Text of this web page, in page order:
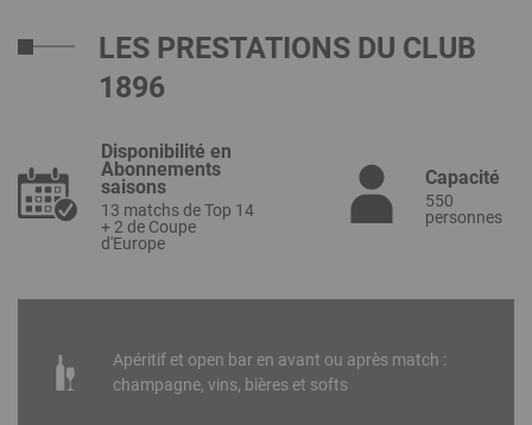
LES PRESTATIONS DU CLUB
1896
Disponibilité en
Abonnements
saisons
13 matchs de Top 14
+ 2 de Coupe
d'Europe
Capacité
550
personnes
Apéritif et open bar en avant ou après match :
champagne, vins, bières et softs